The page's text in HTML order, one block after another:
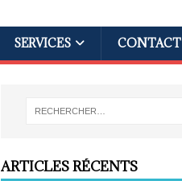
SERVICES CONTACT
ARTICLES RÉCENTS